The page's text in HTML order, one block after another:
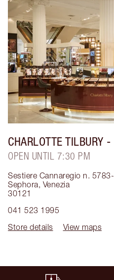
CHARLOTTE TILBURY -
OPEN UNTIL 7:30 PM
Sestiere Cannaregio n.
Sephora, Venezia
30121
041 523 1995
Store details
View maps